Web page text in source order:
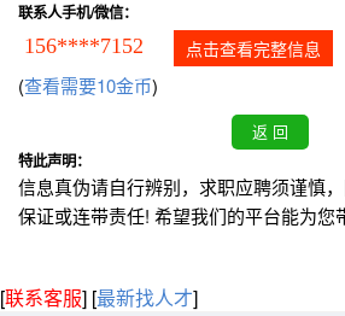
联系人手机/微信：
156****7152 点击查看完整信息
(查看需要10金币)
特此声明：
信息真伪请自行辨别，求职应聘须谨慎
保证或连带责任! 希望我们的平台能为您
[联系客服] [最新找人才]